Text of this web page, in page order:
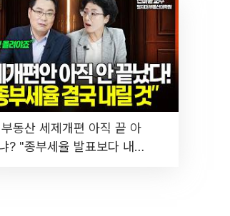
부동산 세제개편 아직 끝 아
? "종부세율 발표보다 내릴